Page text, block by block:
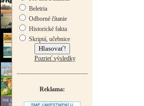
Beletria
Odborné čítanie
Historické fakta
Skriptá, učebnice
Pozrieť výsledky
Reklama: